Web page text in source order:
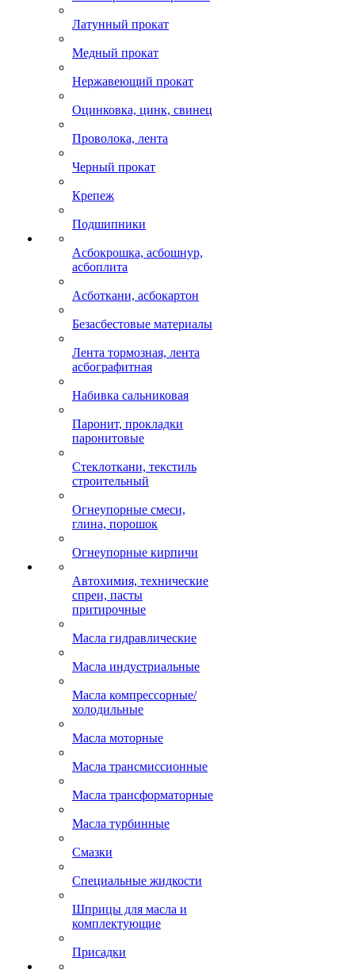
Латунный прокат
Медный прокат
Нержавеющий прокат
Оцинковка, цинк, свинец
Проволока, лента
Черный прокат
Крепеж
Подшипники
Асбокрошка, асбошнур,
асбоплита
Асботкани, асбокартон
Безасбестовые материалы
Лента тормозная, лента
асбографитная
Набивка сальниковая
Паронит, прокладки
паронитовые
Стеклоткани, текстиль
строительный
Огнеупорные смеси,
глина, порошок
Огнеупорные кирпичи
Автохимия, технические
спреи, пасты
притирочные
Масла гидравлические
Масла индустриальные
Масла компрессорные/
холодильные
Масла моторные
Масла трансмиссионные
Масла трансформаторные
Масла турбинные
Смазки
Специальные жидкости
Шприцы для масла и
комплектующие
Присадки